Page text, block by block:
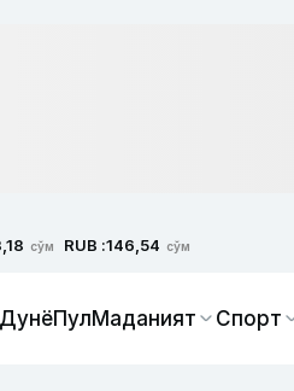
сўм RUB :146,54 сўм
ДунёПулМаданият Спорт